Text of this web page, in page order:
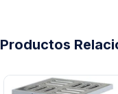
Productos